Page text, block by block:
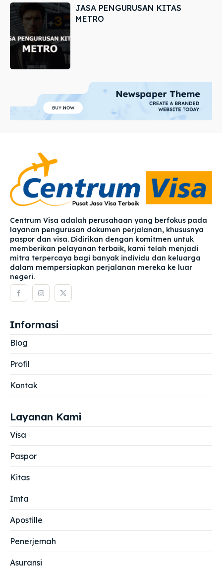
JASA PENGURUSAN KITAS
METRO
Centrum Visa adalah perusahaan yang berfokus pada
layanan pengurusan dokumen perjalanan, khususnya
paspor dan visa. Didirikan dengan komitmen untuk
memberikan pelayanan terbaik, kami telah menjadi
mitra terpercaya bagi banyak individu dan keluarga
dalam mempersiapkan perjalanan mereka ke luar
negeri.
Informasi
Blog
Profil
Kontak
Layanan Kami
Visa
Paspor
Kitas
Imta
Apostille
Penerjemah
Asuransi